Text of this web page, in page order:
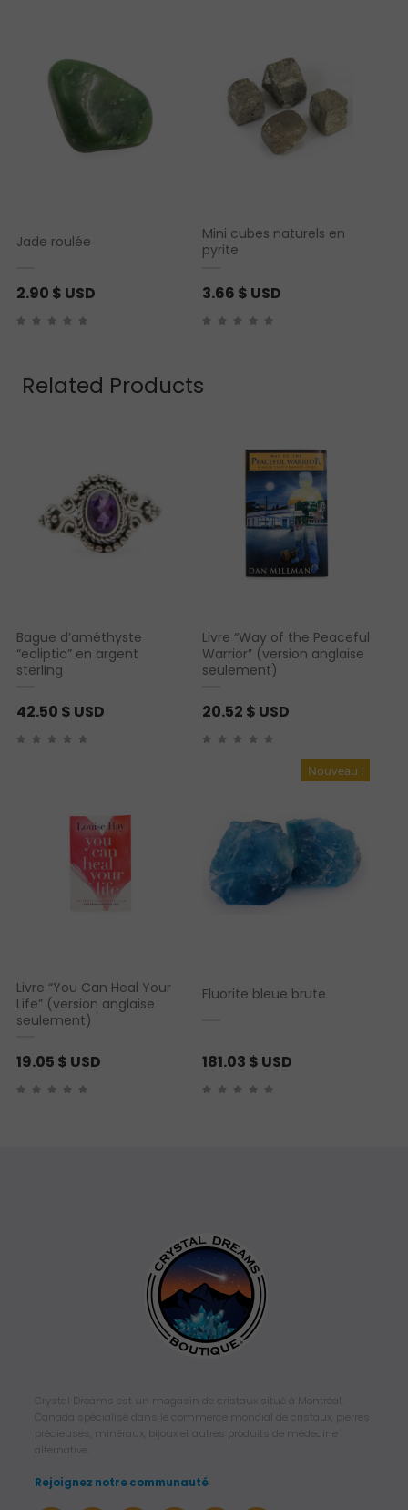
Jade roulée
2.90 $ USD
Mini cubes naturels en
pyrite
3.66 $ USD
Related Products
Bague d’améthyste
“ecliptic” en argent
sterling
42.50 $ USD
Livre “Way of the Peaceful
Warrior” (version anglaise
seulement)
20.52 $ USD
Livre “You Can Heal Your
Life” (version anglaise
seulement)
19.05 $ USD
Nouveau !
Fluorite bleue brute
181.03 $ USD
Crystal Dreams est un magasin de cristaux situé à Montréal,
Canada spécialisé dans le commerce mondial de cristaux, pierres
précieuses, minéraux, bijoux et autres produits de médecine
alternative.
Rejoignez notre communauté